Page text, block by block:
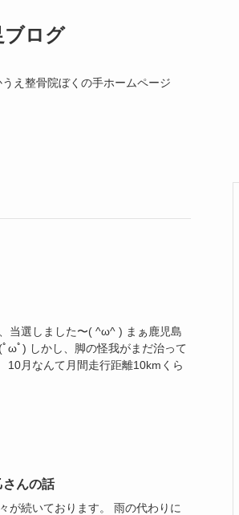
ブログ
うえ整骨院ぼくの手ホームページ
当選しました〜( ^ω^ ) まぁ鹿児島
ωﾟ) しかし、脚の怪我がまだ治って
10月なんて月間走行距離10kmくら
んの話
が続いております。 雨の代わりに